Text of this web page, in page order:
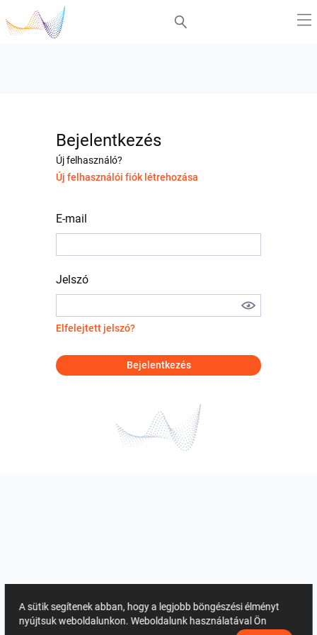
Bejelentkezés
Új felhasználó?
Új felhasználói fiók létrehozása
E-mail
Jelszó
Elfelejtett jelszó?
Bejelentkezés
A sütik segítenek abban, hogy a legjobb böngészési élményt
nyújtsuk weboldalunkon. Weboldalunk használatával Ön